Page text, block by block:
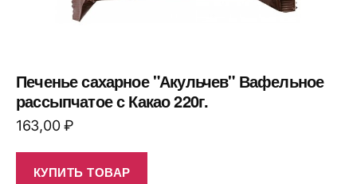
Печенье сахарное "Акульчев" Вафельное
рассыпчатое с Какао 220г.
163,00₽
КУПИТЬ ТОВАР